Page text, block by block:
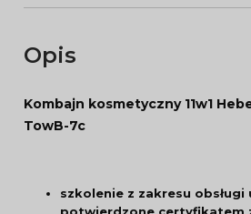
Opis
Kombajn kosmetyczny 11w1
TowB-7c
szkolenie z zakresu obsługi